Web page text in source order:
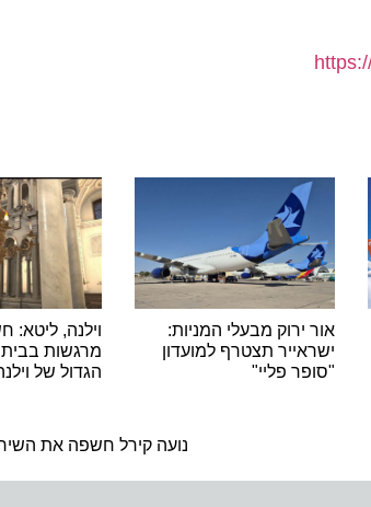
אור ירוק מבעלי המניות:
ישראייר תצטרף למועדון
"סופר פליי"
וילנה, ליטא:
מרגשות בבית
הגדול של וילנה
נועה קירל חשפה את השיר